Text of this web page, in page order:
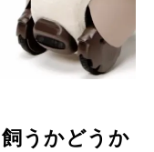
うかどうか